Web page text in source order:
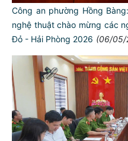
Công an phường Hồng
nghệ thuật chào mừng các
Đỏ - Hải Phòng 2026 (06/05/
TƯ
NGƯỜI CÔNG
Đối với tự mình, phải
CẦN,